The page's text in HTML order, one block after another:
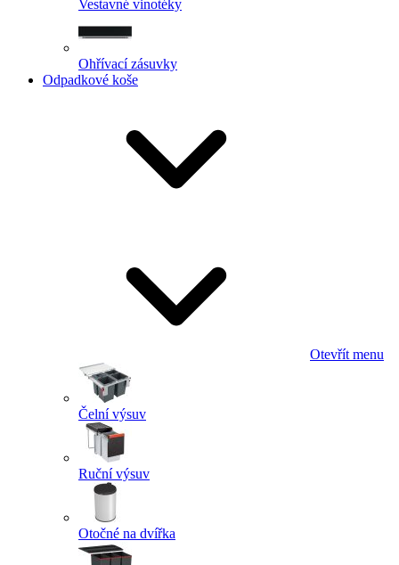
Vestavné vinotéky
Ohřívací zásuvky
Odpadkové koše
Otevřít menu
Čelní výsuv
Ruční výsuv
Otočné na dvířka